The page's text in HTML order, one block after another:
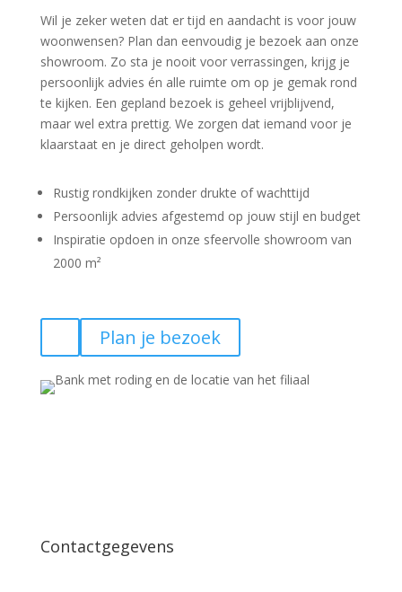
Wil je zeker weten dat er tijd en aandacht is voor jouw
woonwensen? Plan dan eenvoudig je bezoek aan onze
showroom. Zo sta je nooit voor verrassingen, krijg je
persoonlijk advies én alle ruimte om op je gemak rond
te kijken. Een gepland bezoek is geheel vrijblijvend,
maar wel extra prettig. We zorgen dat iemand voor je
klaarstaat en je direct geholpen wordt.
Rustig rondkijken zonder drukte of wachttijd
Persoonlijk advies afgestemd op jouw stijl en budget
Inspiratie opdoen in onze sfeervolle showroom van
2000 m²
Plan je bezoek
Contactgegevens